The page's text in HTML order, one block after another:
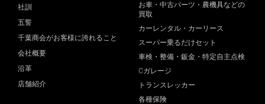
社訓
五誓
千葉商会がお客様に誇れること
会社概要
沿革
店舗紹介
お車・中古パーツ・農機具などの
買取
カーレンタル・カーリース
スーパー乗るだけセット
車検・整備・鈑金・特定自主点検
Cガレージ
トランスレッカー
各種保険